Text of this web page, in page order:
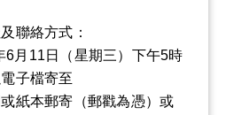
聯絡方式：
6月11日（星期三）下午5時
子檔寄至
紙本郵寄（郵戳為憑）或